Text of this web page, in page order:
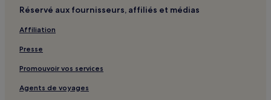
Réservé aux fournisseurs, affiliés et médias
Affiliation
Presse
Promouvoir vos services
Agents de voyages